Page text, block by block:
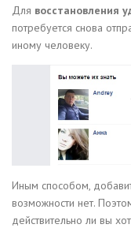
Для восстановления
потребуется снова
иному человеку.
Иным способом,
возможности нет.
действительно ли вы